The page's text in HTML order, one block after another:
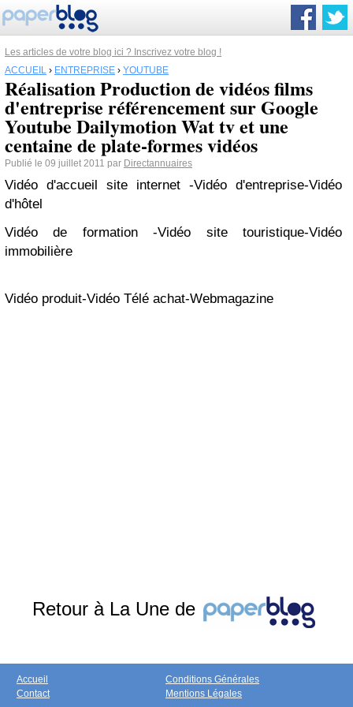
Les articles de votre blog ici ? Inscrivez votre blog !
ACCUEIL › ENTREPRISE › YOUTUBE
Réalisation Production de vidéos films
d'entreprise référencement sur Google
Youtube Dailymotion Wat tv et une
centaine de plate-formes vidéos
Publié le 09 juillet 2011 par Directannuaires
Vidéo d'accueil site internet -Vidéo d'entreprise-Vidéo
d'hôtel
Vidéo de formation
-Vidéo site touristique-Vidéo
immobilière
Vidéo produit-Vidéo Télé achat-Webmagazine
Retour à La Une de
Accueil
Contact
Conditions Générales
Mentions Légales